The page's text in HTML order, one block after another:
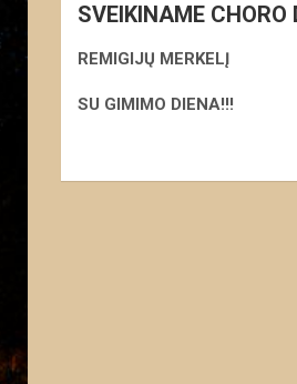
SVEIKINAME CHORO
REMIGIJŲ MERKELĮ
SU GIMIMO DIENA!!!